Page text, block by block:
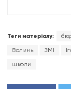
Теги матеріалу:
Волинь ЗМІ
школи